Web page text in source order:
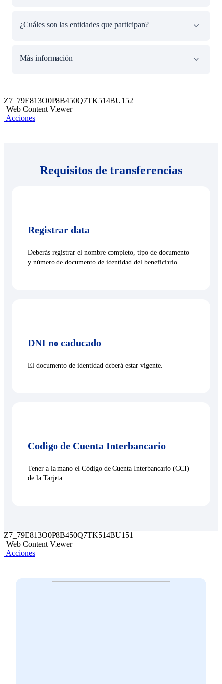
Transfiere hasta hastaUS$7,895 o S/30 000 soles al día.
¿Cuáles son las entidades que participan?
Falabella, Banco Pichincha, BBVA, Caja Arequipa,
será de una Transferencia inmediata ordinaria.
Más información
haz clic aquí.
Las Transferencias Interbancarias se realizan a través de
la Cámara de Compensaciones Electrónica (CCE), si
Z7_79E813O0P8B450Q7TK514BU152
Web Content Viewer
Acciones
Requisitos de transferencias
Registrar data
Deberás registrar el nombre completo, tipo de documento
y número de documento de identidad del beneficiario.
DNI no caducado
El documento de identidad deberá estar vigente.
Codigo de Cuenta Interbancario
Tener a la mano el Código de Cuenta Interbancario (CCI)
de la Tarjeta.
Z7_79E813O0P8B450Q7TK514BU151
Web Content Viewer
Acciones